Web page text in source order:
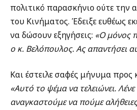
πολιτικό παρασκήνιο ούτε την
του Κινήματος. Έδειξε ευθέως
να δώσουν εξηγήσεις: «Ο μόνος
ο κ. Βελόπουλος. Ας απαντήσει
Και έστειλε σαφές μήνυμα προς
«Αυτό το ψέμα να τελειώνει.
αναγκαστούμε να πούμε